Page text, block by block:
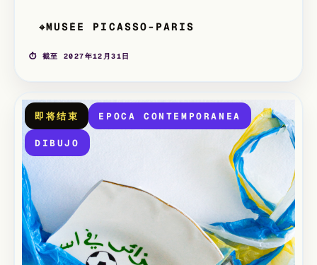
⌖MUSÉE PICASSO-PARIS
⏱ 截至 2027年12月31日
即将结束 EPOCA CONTEMPORANEA
DIBUJO